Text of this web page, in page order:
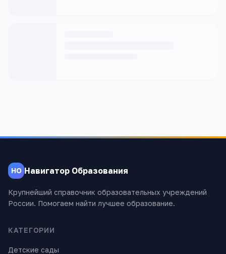
НО Навигатор Образования
Крупнейший справочник образовательных учреждений
России. Помогаем найти лучшее образование.
КАТЕГОРИИ
Детские сады